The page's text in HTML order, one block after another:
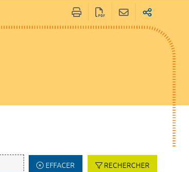
EFFACER RECHERCHER